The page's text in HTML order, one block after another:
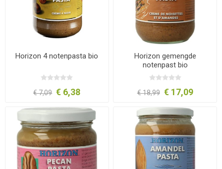
Horizon 4 notenpasta bio
€ 7,09 € 6,38
Horizon gemengde
notenpast bio
€ 18,99 € 17,09